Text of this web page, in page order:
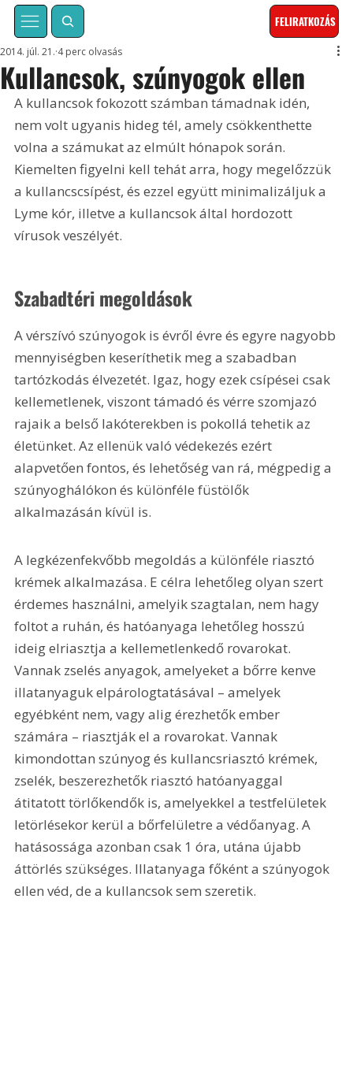
FELIRATKOZÁS
Kullancsok, szúnyogok ellen
2014. júl. 21. 4 perc olvasás
A kullancsok fokozott számban támadnak idén,
nem volt ugyanis hideg tél, amely csökkenthette
volna a számukat az elmúlt hónapok során.
Kiemelten figyelni kell tehát arra, hogy megelőzzük
a kullancscsípést, és ezzel együtt minimalizáljuk a
Lyme kór, illetve a kullancsok által hordozott
vírusok veszélyét.
Szabadtéri megoldások
A vérszívó szúnyogok is évről évre és egyre nagyobb
mennyiségben keseríthetik meg a szabadban
tartózkodás élvezetét. Igaz, hogy ezek csípései csak
kellemetlenek, viszont támadó és vérre szomjazó
rajaik a belső lakóterekben is pokollá tehetik az
életünket. Az ellenük való védekezés ezért
alapvetően fontos, és lehetőség van rá, mégpedig a
szúnyoghálókon és különféle füstölők
alkalmazásán kívül is.
A legkézenfekvőbb megoldás a különféle riasztó
krémek alkalmazása. E célra lehetőleg olyan szert
érdemes használni, amelyik szagtalan, nem hagy
foltot a ruhán, és hatóanyaga lehetőleg hosszú
ideig elriasztja a kellemetlenkedő rovarokat.
Vannak zselés anyagok, amelyeket a bőrre kenve
illatanyaguk elpárologtatásával – amelyek
egyébként nem, vagy alig érezhetők ember
számára – riasztják el a rovarokat. Vannak
kimondottan szúnyog és kullancsriasztó krémek,
zselék, beszerezhetők riasztó hatóanyaggal
átitatott törlőkendők is, amelyekkel a testfelületek
letörlésekor kerül a bőrfelületre a védőanyag. A
hatásossága azonban csak 1 óra, utána újabb
áttörlés szükséges. Illatanyaga főként a szúnyogok
ellen véd, de a kullancsok sem szeretik.